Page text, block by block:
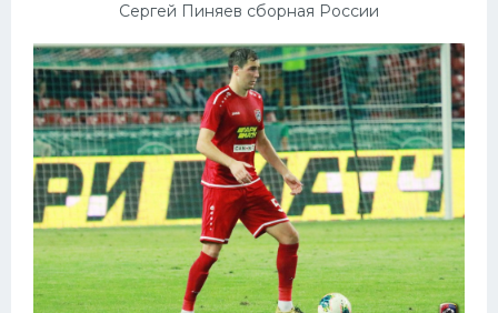
Сергей Пиняев сборная России